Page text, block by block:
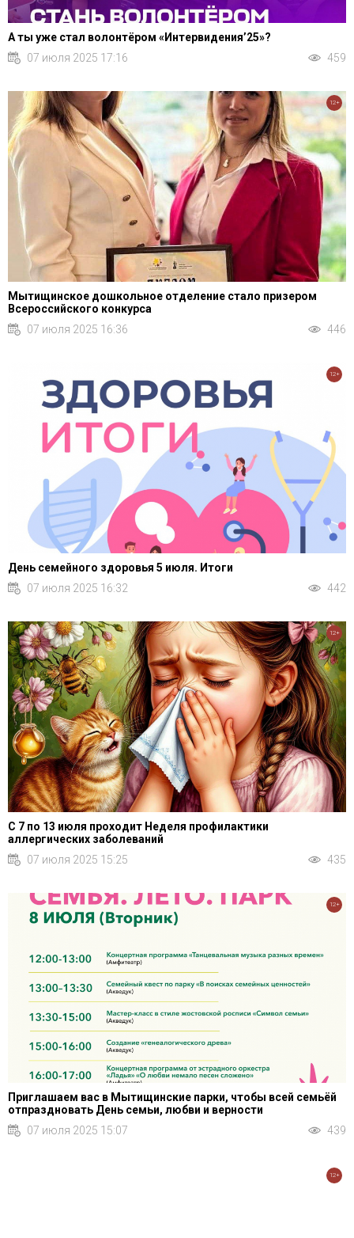
А ты уже стал волонтёром «Интервидения’25»?
07 июля 2025 17:16
459
Мытищинское дошкольное отделение стало призером
Всероссийского конкурса
07 июля 2025 16:36
446
12+
День семейного здоровья 5 июля. Итоги
07 июля 2025 16:32
442
12+
С 7 по 13 июля проходит Неделя профилактики
аллергических заболеваний
07 июля 2025 15:25
435
12+
Приглашаем вас в Мытищинские парки, чтобы всей семьёй
отпраздновать День семьи, любви и верности
07 июля 2025 15:07
439
12+
12+